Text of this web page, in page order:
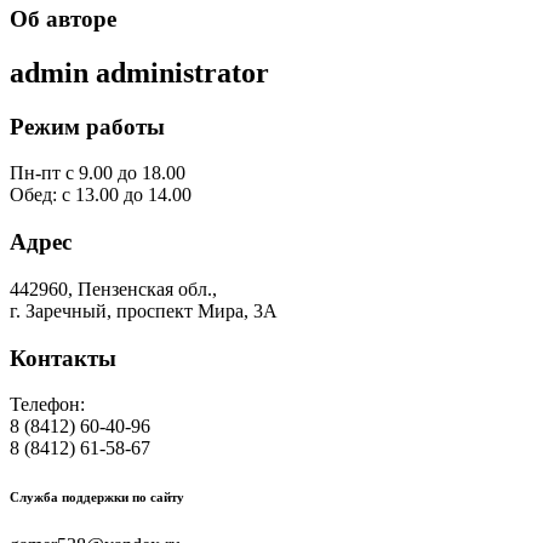
Об авторе
admin administrator
Режим работы
Пн-пт с 9.00 до 18.00
Обед: с 13.00 до 14.00
Адрес
442960, Пензенская обл.,
г. Заречный, проспект Мира, 3А
Контакты
Телефон:
8 (8412) 60-40-96
8 (8412) 61-58-67
Служба поддержки по сайту